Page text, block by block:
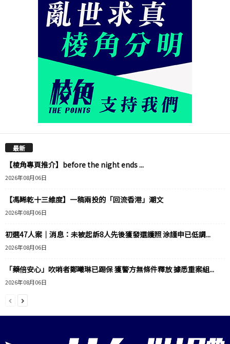
最新
【棱角專頁推介】before the night ends ...
2026年08月06日
【馮睎乾十三維度】一稿兩投的「回流香港」潮文
2026年08月06日
初選47人案｜消息：未被起訴8人先後獲發還護照 涂謹申已低調...
2026年08月06日
「藥倍安心」吹哨者鄭曦琳已踢保 獲警方無條件釋放 據悉重案組...
2026年08月06日